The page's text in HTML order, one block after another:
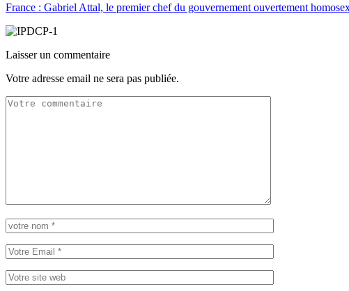
France : Gabriel Attal, le premier chef du gouvernement ouvertement
Laisser un commentaire
Votre adresse email ne sera pas publiée.